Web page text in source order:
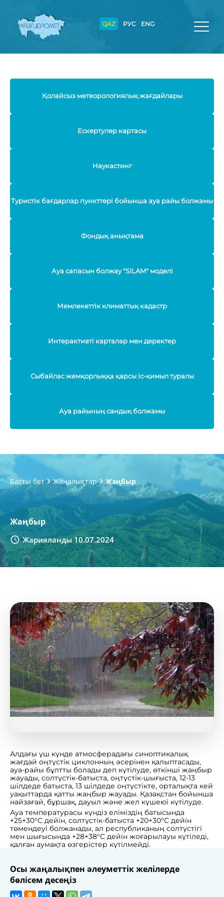
QAZ РУС ENG
Қолайсыз метеорологиялық жағдайлары
Ескертулер картасы
Наукастинг
Туристік бағдарлар пункттері бойынша ауа райы болжамы
Фондық анықтама
Ауа сапасын болжау "SILAM" моделі
Мемлекеттік климаттық кадастр
Интерактивті карталар мен деректер
Сыбайлас жемқорлыққа қарсы іс-қимыл туралы
Ауа райының сандық болжамы
Басты бет Жаңалықтар Жаңбыр
Жаңбыр
Жарияланды 10.07.2024
Алдағы үш күнде атмосферадағы синоптикалық
жағдай оңтүстік циклонның әсерінен қалыптасады,
ауа-райы бұлтты болады деп күтілуде, өткінші жаңбыр
жауады, солтүстік-батыста, оңтүстік-шығыста, 12-13
шілдеде батыста, 13 шілдеде оңтүстікте, орталықта кей
уақыттарда қатты жаңбыр жауады. Қазақстан бойынша
найзағай, бұршақ, дауыл және жел күшеюі күтілуде.
Ауа температурасы күндіз еліміздің батысында
+25+30°С дейін, солтүстік-батыста +20+30°С дейін
төмендеуі болжанады, ал республиканың солтүстігі
мен шығысында +28+38°С дейін жоғарылауы күтіледі,
қалған аумақта өзгерістер күтілмейді.
Осы жаңалықпен әлеуметтік желілерде
бөлісем десеңіз